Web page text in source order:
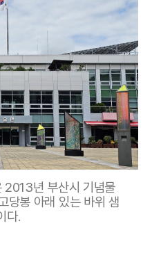
2013년 부산시 기념물
당봉 아래 있는 바위 샘
다.